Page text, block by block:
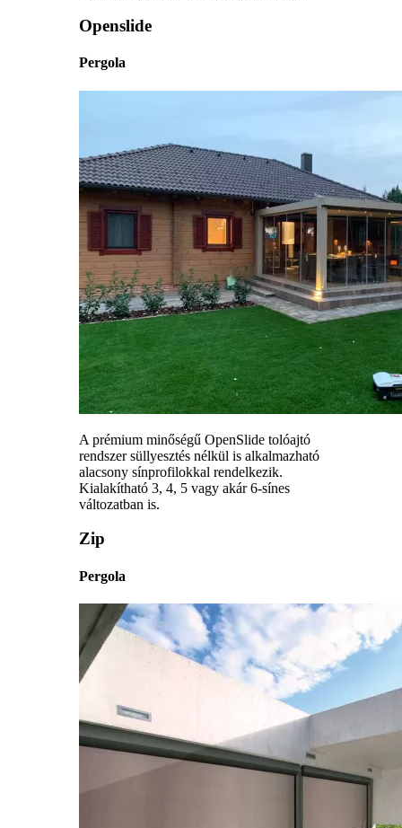
Openslide
Pergola
A prémium minőségű OpenSlide tolóajtó
rendszer süllyesztés nélkül is alkalmazható
alacsony sínprofilokkal rendelkezik.
Kialakítható 3, 4, 5 vagy akár 6-sínes
változatban is.
Zip
Pergola